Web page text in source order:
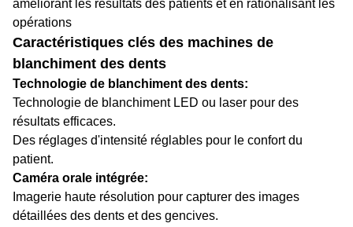
améliorant les résultats des patients et en rationalisant les
opérations
Caractéristiques clés des machines de
blanchiment des dents
Technologie de blanchiment des dents:
Technologie de blanchiment LED ou laser pour des
résultats efficaces.
Des réglages d'intensité réglables pour le confort du
patient.
Caméra orale intégrée:
Imagerie haute résolution pour capturer des images
détaillées des dents et des gencives.